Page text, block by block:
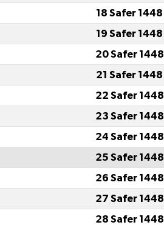
18 Safer 1448
19 Safer 1448
20 Safer 1448
21 Safer 1448
22 Safer 1448
23 Safer 1448
24 Safer 1448
25 Safer 1448
26 Safer 1448
27 Safer 1448
28 Safer 1448